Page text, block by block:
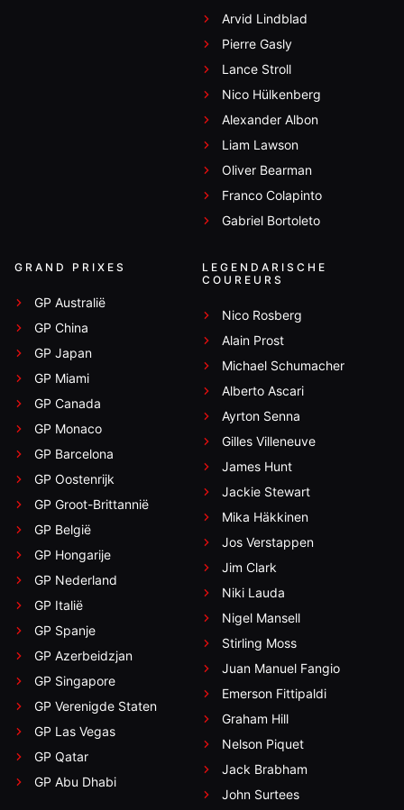
Arvid Lindblad
Pierre Gasly
Lance Stroll
Nico Hülkenberg
Alexander Albon
Liam Lawson
Oliver Bearman
Franco Colapinto
Gabriel Bortoleto
GRAND PRIXES
GP Australië
GP China
GP Japan
GP Miami
GP Canada
GP Monaco
GP Barcelona
GP Oostenrijk
GP Groot-Brittannië
GP België
GP Hongarije
GP Nederland
GP Italië
GP Spanje
GP Azerbeidzjan
GP Singapore
GP Verenigde Staten
GP Las Vegas
GP Qatar
GP Abu Dhabi
LEGENDARISCHE
COUREURS
Nico Rosberg
Alain Prost
Michael Schumacher
Alberto Ascari
Ayrton Senna
Gilles Villeneuve
James Hunt
Jackie Stewart
Mika Häkkinen
Jos Verstappen
Jim Clark
Niki Lauda
Nigel Mansell
Stirling Moss
Juan Manuel Fangio
Emerson Fittipaldi
Graham Hill
Nelson Piquet
Jack Brabham
John Surtees